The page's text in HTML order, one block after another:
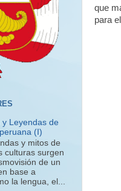
que
para
y Leyendas de
(I)
y mitos de
culturas surgen
de un
base a
la lengua, el...